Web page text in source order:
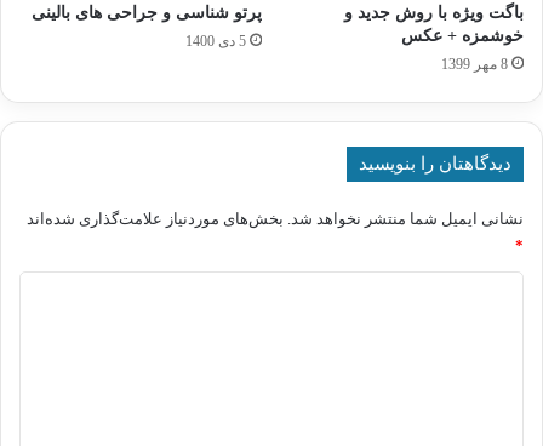
باگت ویژه با روش جدید و
خوشمزه + عکس
8 مهر 1399
پرتو شناسی و جراحی های بالینی
5 دی 1400
دیدگاهتان را بنویسید
نشانی ایمیل شما منتشر نخواهد شد. بخش‌های موردنیاز علامت‌گذاری شده‌اند
*